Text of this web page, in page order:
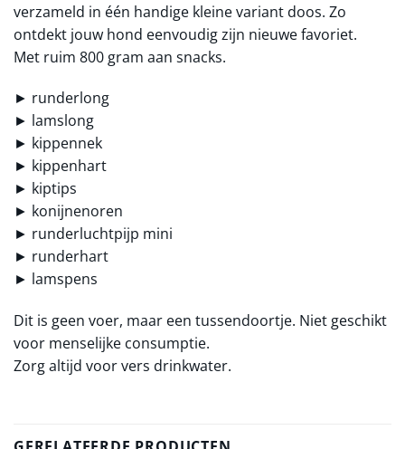
verzameld in één handige kleine variant doos. Zo
ontdekt jouw hond eenvoudig zijn nieuwe favoriet.
Met ruim 800 gram aan snacks.
► runderlong
► lamslong
► kippennek
► kippenhart
► kiptips
► konijnenoren
► runderluchtpijp mini
► runderhart
► lamspens
Dit is geen voer, maar een tussendoortje. Niet geschikt
voor menselijke consumptie.
Zorg altijd voor vers drinkwater.